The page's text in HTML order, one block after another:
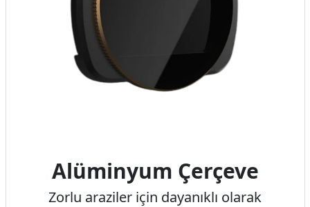
Alüminyum Çerçeve
Zorlu araziler için dayanıklı olarak